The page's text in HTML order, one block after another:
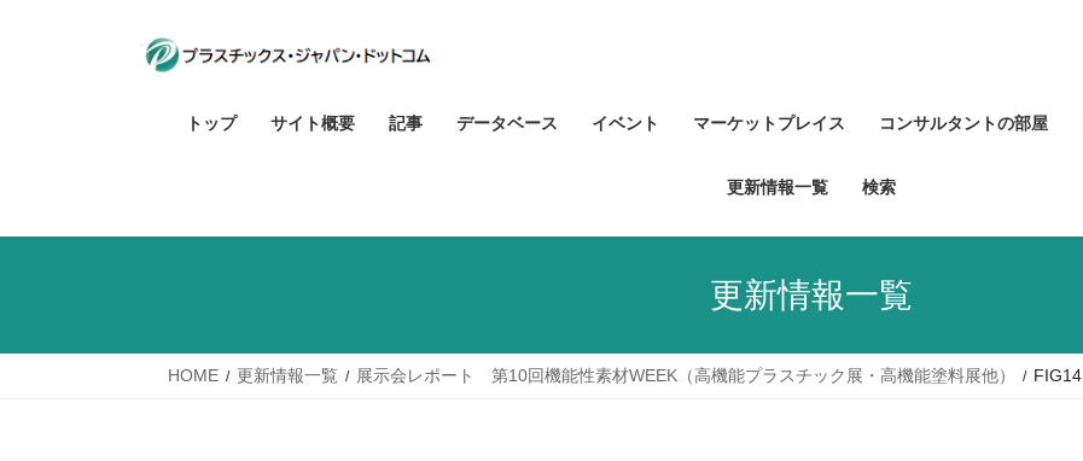
トップ サイト概要 記事 データベース イベント マーケットプレイス コンサルタントの部屋
更新情報一覧 検索
更新情報一覧
HOME 更新情報一覧 展示会レポート 第10回機能性素材WEEK（高機能プラスチック展・高機能塗料展他） FIG14